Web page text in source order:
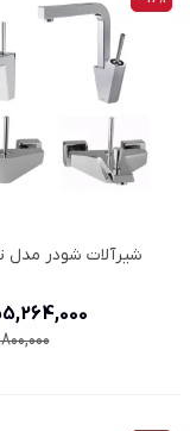
شیرآلات شودر مدل
55,264,000
62,800,000